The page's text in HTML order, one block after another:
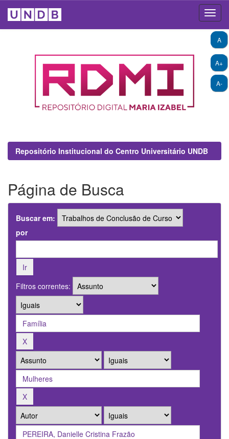
A+
A-
A
Repositório Institucional do Centro Universitário UNDB
Página de Busca
Buscar em:
por
Filtros correntes: